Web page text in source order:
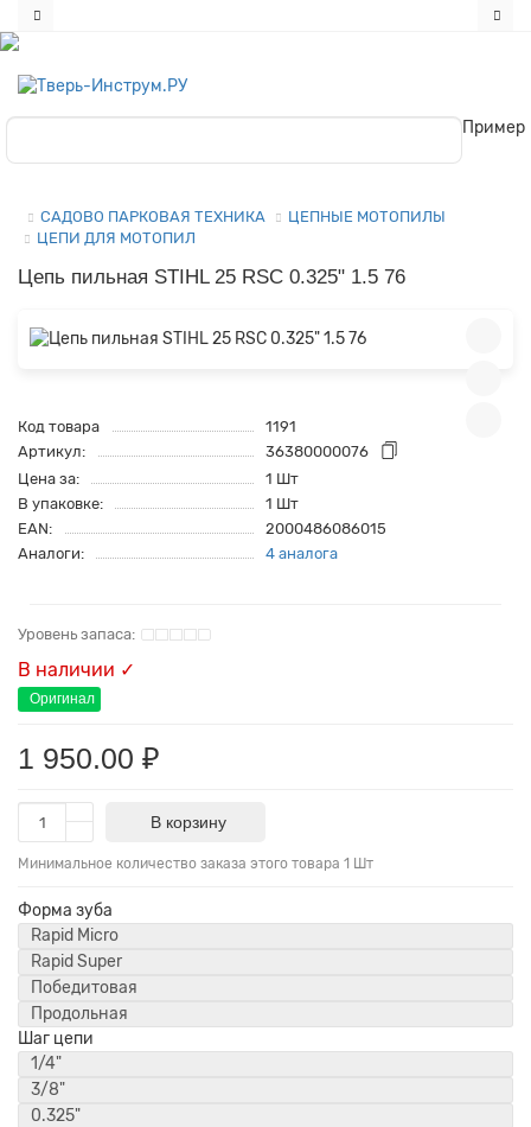
Пример
САДОВО ПАРКОВАЯ ТЕХНИКА
ЦЕПНЫЕ МОТОПИЛЫ
ЦЕПИ ДЛЯ МОТОПИЛ
Цепь пильная STIHL 25 RSC 0.325" 1.5 76
Код товара
1191
Артикул:
36380000076
Цена за:
1 Шт
В упаковке:
1 Шт
EAN:
2000486086015
Аналоги:
4 аналога
В наличии ✓
Оригинал
1 950.00 ₽
В корзину
Минимальное количество заказа этого товара 1 Шт
Форма зуба
Rapid Micro
Rapid Super
Победитовая
Продольная
Шаг цепи
1/4"
3/8"
0.325"